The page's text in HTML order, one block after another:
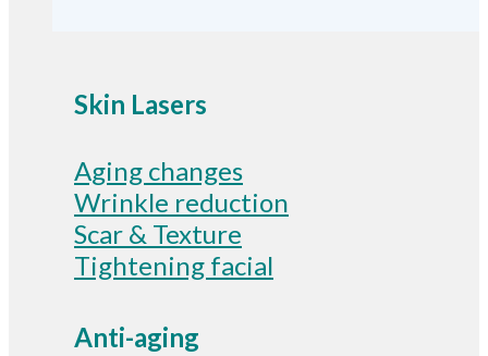
Skin Lasers
Aging changes
Wrinkle reduction
Scar & Texture
Tightening facial
Anti-aging